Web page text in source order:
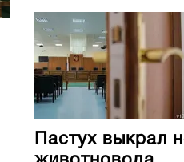
Пастух выкрал